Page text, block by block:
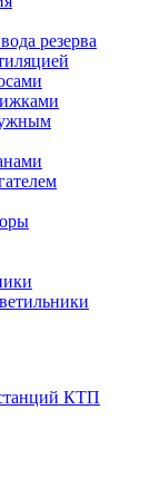
резерва
КТП